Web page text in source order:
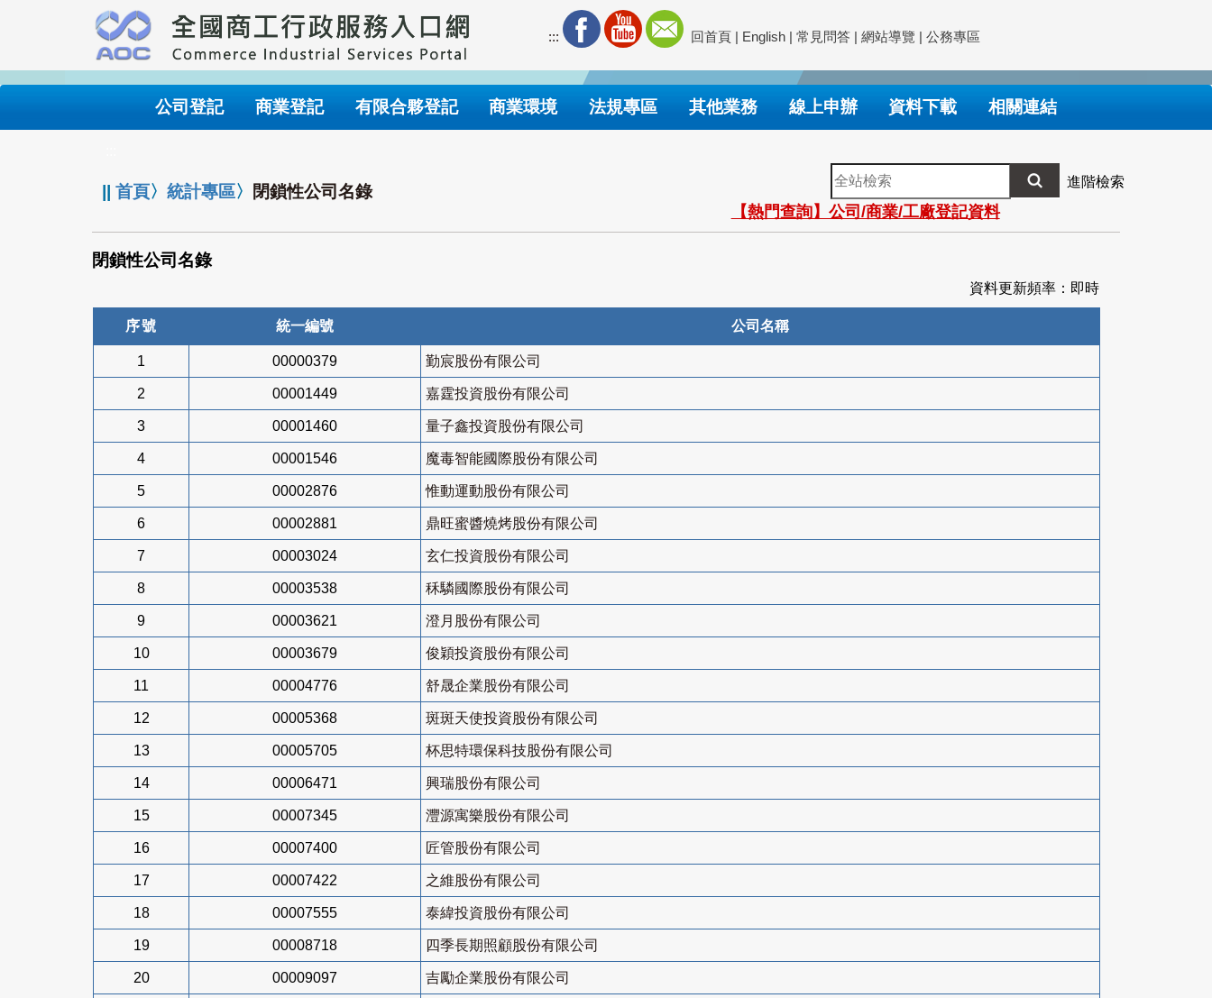
要
內
::: 回首頁 | English | 常見問答 | 網站導覽 | 公務專區
公司登記 商業登記 有限合夥登記 商業環境 法規專區 其他業務 線上申辦 資料下載 相關連結
||首頁〉統計專區〉 閉鎖性公司名錄
全
站
檢
索
進階檢索
【熱門查詢】公司/商業/工廠登記資料
閉鎖性公司名錄
資料更新頻率：即時
序號 統一編號 公司名稱
1 00000379 勤宸股份有限公司
2 00001449 嘉霆投資股份有限公司
3 00001460 量子鑫投資股份有限公司
4 00001546 魔毒智能國際股份有限公司
5 00002876 惟動運動股份有限公司
6 00002881 鼎旺蜜醬燒烤股份有限公司
7 00003024 玄仁投資股份有限公司
8 00003538 秝驎國際股份有限公司
9 00003621 澄月股份有限公司
10 00003679 俊穎投資股份有限公司
11 00004776 舒晟企業股份有限公司
12 00005368 斑斑天使投資股份有限公司
13 00005705 杯思特環保科技股份有限公司
14 00006471 興瑞股份有限公司
15 00007345 灃源寓樂股份有限公司
16 00007400 匠管股份有限公司
17 00007422 之維股份有限公司
18 00007555 泰緯投資股份有限公司
19 00008718 四季長期照顧股份有限公司
20 00009097 吉勵企業股份有限公司